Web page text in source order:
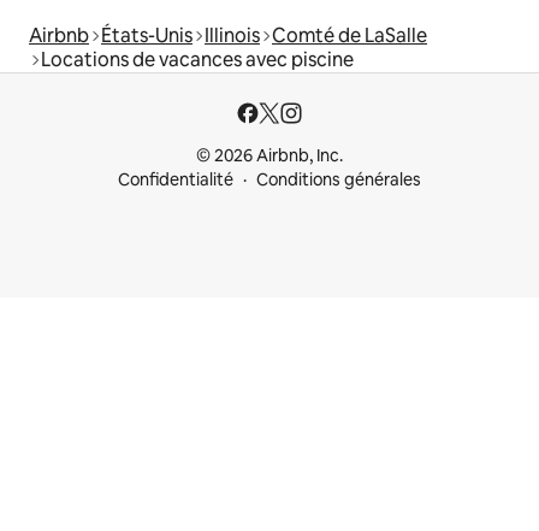
Airbnb États-Unis Illinois Comté de LaSalle
Locations de vacances avec piscine
© 2026 Airbnb, Inc.
Confidentialité
Conditions générales